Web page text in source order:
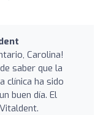
Carolina!
saber que la
clínica ha sido
buen día. El